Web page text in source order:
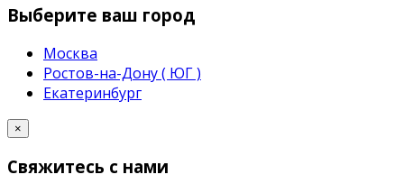
Выберите ваш город
Москва
Ростов-на-Дону ( ЮГ )
Екатеринбург
×
Свяжитесь с нами